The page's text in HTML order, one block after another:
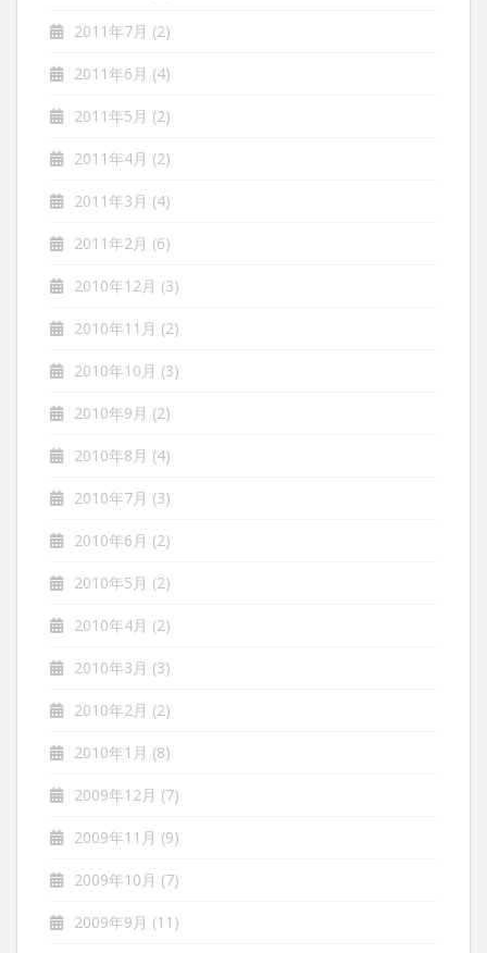
2011年7月 (2)
2011年6月 (4)
2011年5月 (2)
2011年4月 (2)
2011年3月 (4)
2011年2月 (6)
2010年12月 (3)
2010年11月 (2)
2010年10月 (3)
2010年9月 (2)
2010年8月 (4)
2010年7月 (3)
2010年6月 (2)
2010年5月 (2)
2010年4月 (2)
2010年3月 (3)
2010年2月 (2)
2010年1月 (8)
2009年12月 (7)
2009年11月 (9)
2009年10月 (7)
2009年9月 (11)